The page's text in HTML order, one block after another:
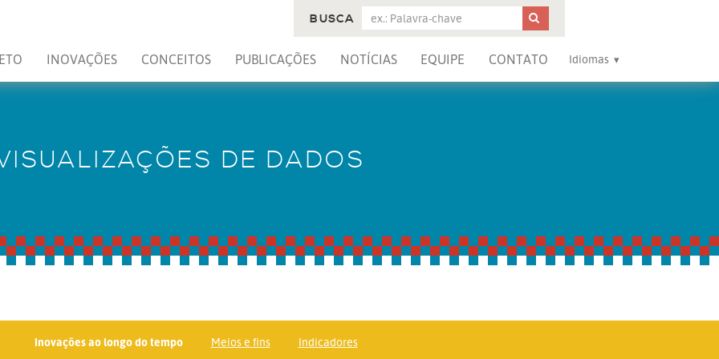
INOVAÇÕES CONCEITOS PUBLICAÇÕES NOTÍCIAS EQUIPE CONTATO Idiomas
BUSCA
DE DADOS
Inovações ao longo do tempo Meios e fins Indicadores